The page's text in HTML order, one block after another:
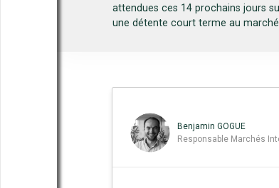
attendues ces 14 prochains jours
une détente court terme au
Benjamin GOGUE
Responsable Marchés